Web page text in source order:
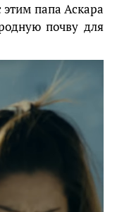
этим папа Аскара
почву для